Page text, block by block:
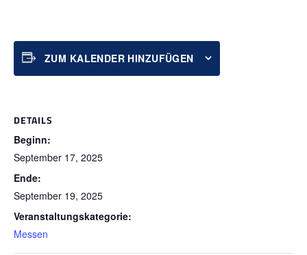
ZUM KALENDER HINZUFÜGEN
DETAILS
Beginn:
September 17, 2025
Ende:
September 19, 2025
Veranstaltungskategorie:
Messen